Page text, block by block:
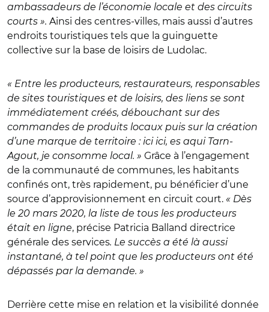
ambassadeurs de l’économie locale et des circuits
courts ». Ainsi des centres-villes, mais aussi d’autres
endroits touristiques tels que la guinguette
collective sur la base de loisirs de Ludolac.
« Entre les producteurs, restaurateurs, responsables
de sites touristiques et de loisirs, des liens se sont
immédiatement créés, débouchant sur des
commandes de produits locaux puis sur la création
d’une marque de territoire : ici ici, es aqui Tarn-
Agout, je consomme local. » Grâce à l’engagement
de la communauté de communes, les habitants
confinés ont, très rapidement, pu bénéficier d’une
source d’approvisionnement en circuit court. « Dès
le 20 mars 2020, la liste de tous les producteurs
était en ligne, précise Patricia Balland directrice
générale des services. Le succès a été là aussi
instantané, à tel point que les producteurs ont été
dépassés par la demande. »
Derrière cette mise en relation et la visibilité donnée